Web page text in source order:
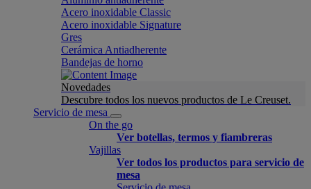
Acero inoxidable Classic
Acero inoxidable Signature
Gres
Cerámica Antiadherente
Bandejas de horno
Novedades
Descubre todos los nuevos productos de Le Creuset.
Servicio de mesa
On the go
Ver botellas, termos y fiambreras
Vajillas
Ver todos los productos para servicio de
mesa